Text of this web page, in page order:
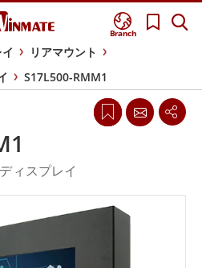
Branch
リアマウント
S17L500-RMM1
ィスプレイ